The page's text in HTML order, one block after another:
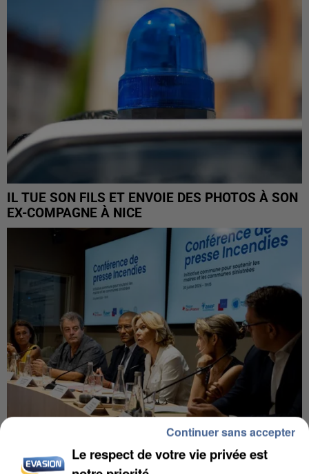
IL TUE SON FILS ET ENVOIE DES PHOTOS À SON
EX-COMPAGNE À NICE
INCENDIES : L’ÎLE-DE-FRANCE LANCE UN ÉLAN
Le respect de votre vie privée est
Continuer sans accepter